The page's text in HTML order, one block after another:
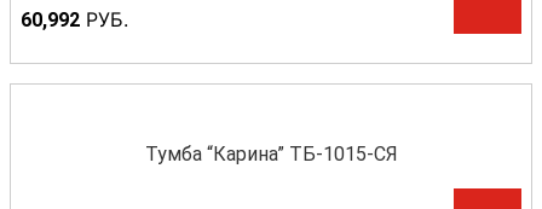
60,992 РУБ.
Тумба “Карина” ТБ-1015-СЯ